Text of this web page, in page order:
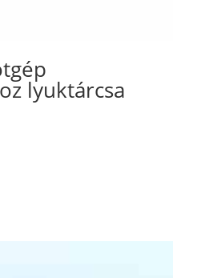
lyuktárcsa